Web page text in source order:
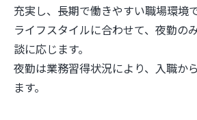
充実し、長期で働きやすい職場環境で
ライフスタイルに合わせて、夜勤の
談に応じます。
夜勤は業務習得状況により、入職か
ます。